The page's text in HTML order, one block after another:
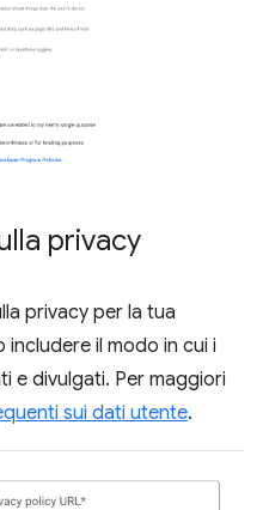
privacy
privacy per la tua
il modo in cui i
e divulgati. Per maggiori
sui dati utente.